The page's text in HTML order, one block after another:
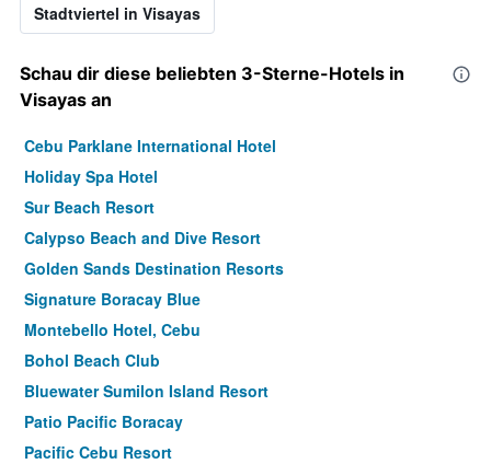
Stadtviertel in Visayas
Schau dir diese beliebten 3-Sterne-Hotels in
Visayas an
Cebu Parklane International Hotel
Holiday Spa Hotel
Sur Beach Resort
Calypso Beach and Dive Resort
Golden Sands Destination Resorts
Signature Boracay Blue
Montebello Hotel, Cebu
Bohol Beach Club
Bluewater Sumilon Island Resort
Patio Pacific Boracay
Pacific Cebu Resort